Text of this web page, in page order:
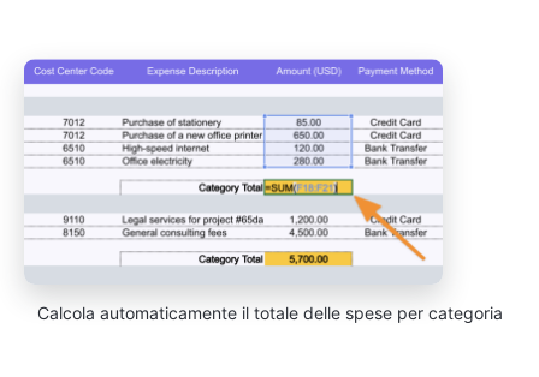
Calcola automaticamente il totale delle spese per categoria